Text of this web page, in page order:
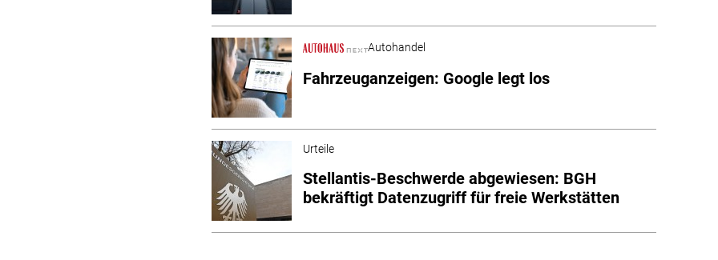
Autohandel
Fahrzeuganzeigen: Google legt los
Urteile
Stellantis-Beschwerde abgewiesen: BGH
bekräftigt Datenzugriff für freie Werkstätten